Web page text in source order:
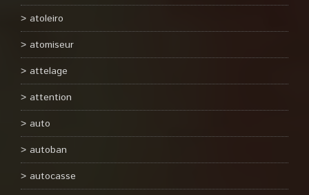
atoleiro
atomiseur
attelage
attention
auto
autoban
autocasse